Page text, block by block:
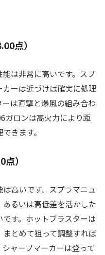
点）
は非常に高いです。スプ
ーは近づけば確実に処理
は直撃と爆風の組み合わ
ガロンは高火力により距
きます。
）
高いです。スプラマニュ
るいは高低差を活かした
す。ホットブラスターは
とめて狙って調整すれば
ャープマーカーは登って